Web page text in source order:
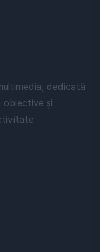
dedicată
obiective și